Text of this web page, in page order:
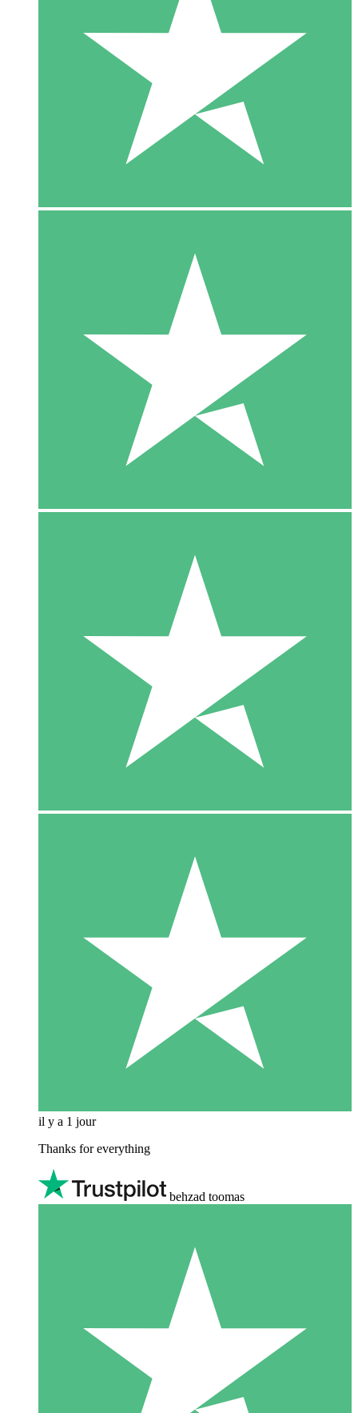
il y a 1 jour
Thanks for everything
behzad toomas